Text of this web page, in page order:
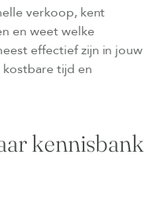
verkoop, kent
en weet welke
effectief zijn in jouw
tijd en
kennisbank